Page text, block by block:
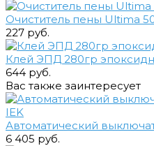
Очиститель пены Ultima
227 руб.
Клей ЭПД 280гр
644 руб.
Вас также заинтересует
Автоматический
6 405 руб.